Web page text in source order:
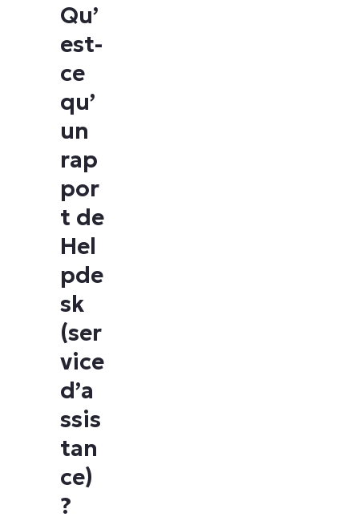
Qu’
est-
ce
qu’
un
rap
por
t de
Hel
pde
sk
(ser
vice
d’a
ssis
tan
ce)
?